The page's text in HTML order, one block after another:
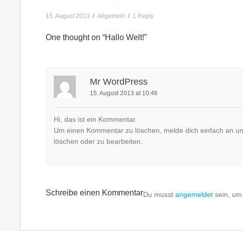
15. August 2013 / Allgemein / 1 Reply
One thought on “Hallo Welt!”
Mr WordPress
15. August 2013 at 10:46
Hi, das ist ein Kommentar.
Um einen Kommentar zu löschen, melde dich einfach an
löschen oder zu bearbeiten.
Schreibe einen KommentarDu musstangemeldet sein,